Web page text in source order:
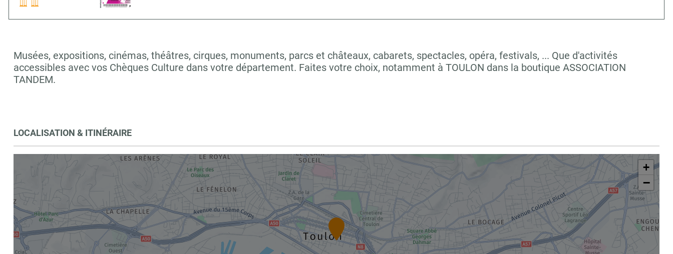
Musées, expositions, cinémas, théâtres, cirques, monuments, parcs et châteaux, cabarets, spectacles, opéra, festivals, ... Que d'activités
accessibles avec vos Chèques Culture dans votre département. Faites votre choix, notamment à TOULON dans la boutique ASSOCIATION
TANDEM.
LOCALISATION & ITINÉRAIRE
+
−